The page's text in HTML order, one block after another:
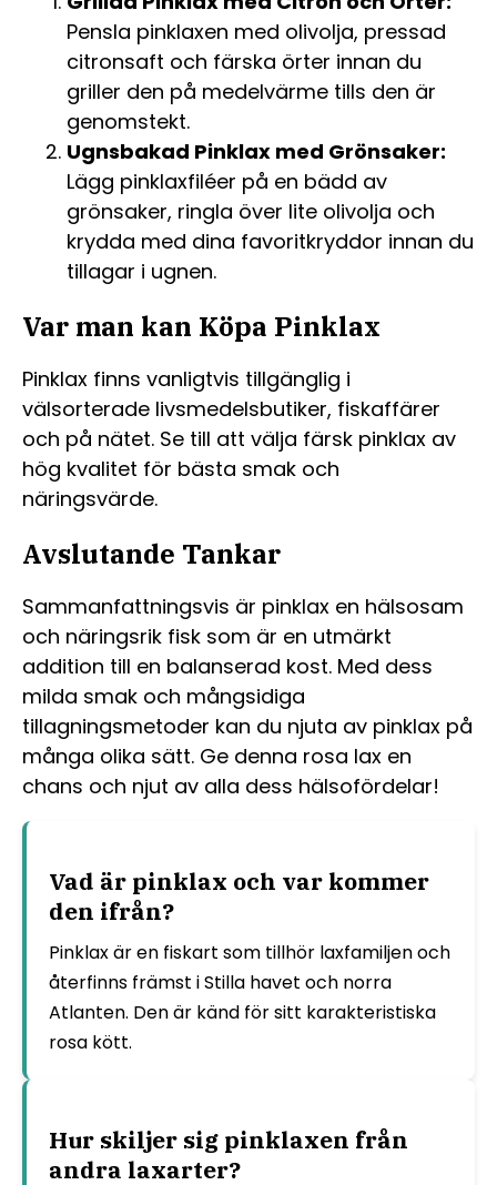
Pensla pinklaxen med olivolja, pressad
citronsaft och färska örter innan du
griller den på medelvärme tills den är
genomstekt.
Ugnsbakad Pinklax med Grönsaker:
Lägg pinklaxfiléer på en bädd av
grönsaker, ringla över lite olivolja och
krydda med dina favoritkryddor innan du
tillagar i ugnen.
Var man kan Köpa Pinklax
Pinklax finns vanligtvis tillgänglig i
välsorterade livsmedelsbutiker, fiskaffärer
och på nätet. Se till att välja färsk pinklax av
hög kvalitet för bästa smak och
näringsvärde.
Avslutande Tankar
Sammanfattningsvis är pinklax en hälsosam
och näringsrik fisk som är en utmärkt
addition till en balanserad kost. Med dess
milda smak och mångsidiga
tillagningsmetoder kan du njuta av pinklax på
många olika sätt. Ge denna rosa lax en
chans och njut av alla dess hälsofördelar!
Vad är pinklax och var kommer
den ifrån?
Pinklax är en fiskart som tillhör laxfamiljen och
återfinns främst i Stilla havet och norra
Atlanten. Den är känd för sitt karakteristiska
rosa kött.
Hur skiljer sig pinklaxen från
andra laxarter?